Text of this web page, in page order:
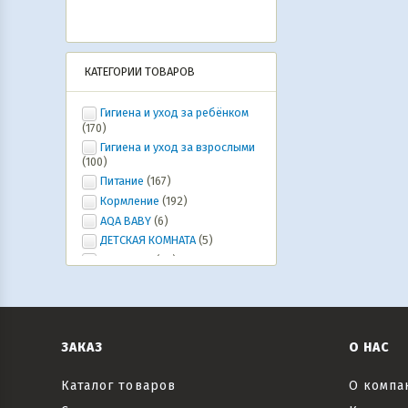
КАТЕГОРИИ ТОВАРОВ
Гигиена и уход за ребёнком
(170)
Гигиена и уход за взрослыми
(100)
Питание (167)
Кормление (192)
AQA BABY (6)
ДЕТСКАЯ КОМНАТА (5)
(20)
кенгуру
Текстиль (6)
ЗАКАЗ
Каталог товаров
О НАС
О